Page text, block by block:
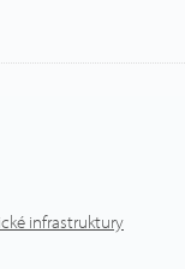
infrastruktury